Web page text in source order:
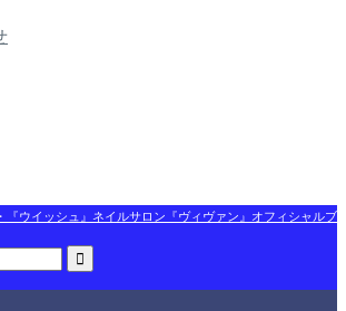
『ウイッシュ』ネイルサロン『ヴィヴァン』オフィシャルブ